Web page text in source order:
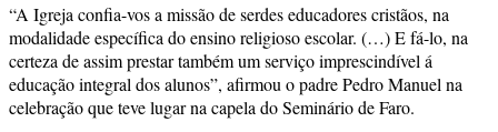
“A Igreja confia-vos a missão de serdes educadores cristãos, na
modalidade específica do ensino religioso escolar. (…) E fá-lo, na
certeza de assim prestar também um serviço imprescindível á
educação integral dos alunos”, afirmou o padre Pedro Manuel na
celebração que teve lugar na capela do Seminário de Faro.